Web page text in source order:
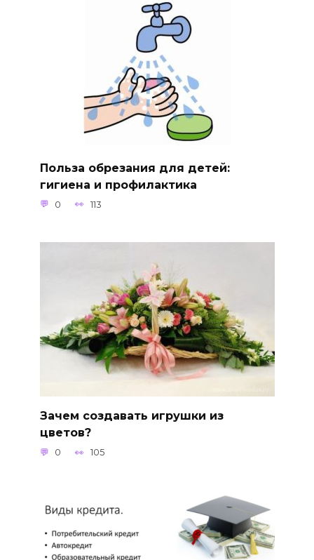
Польза обрезания для детей:
гигиена и профилактика
0 113
Зачем создавать игрушки из
цветов?
0 105